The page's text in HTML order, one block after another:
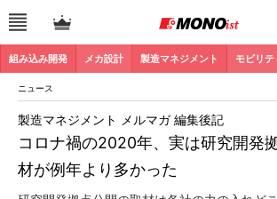
組み込み開発 メカ設計 製造マネジメント モビリテ
ニュース
コロナ禍の2020年、実は研究開発
材が例年より多かった
製造マネジメント メルマガ 編集後記